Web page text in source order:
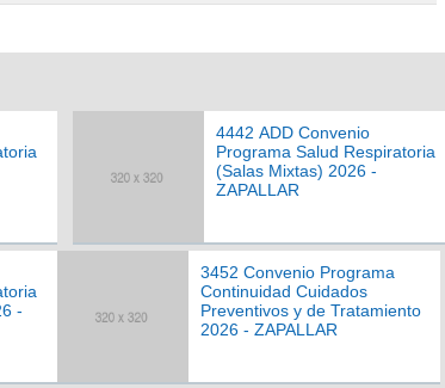
4442 ADD Convenio
Programa Salud Respiratoria
(Salas Mixtas) 2026 -
ZAPALLAR
-
3452 Convenio Programa
Continuidad Cuidados
Preventivos y de Tratamiento
2026 - ZAPALLAR